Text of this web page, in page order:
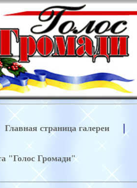
Главная страница галереи |
"Голос Громади"